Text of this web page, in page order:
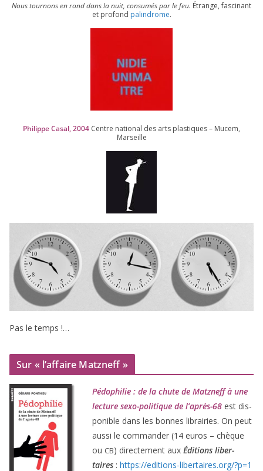
Nous tour­nons en rond dans la nuit, consu­més par le feu. Étrange, fas­ci­nant
et pro­fond palin­drome.
Philippe Casal,2004 Centre natio­nal des arts plas­tiques – Mucem,
Marseille
Pas le temps !…
Sur « l’affaire Matzneff »
Pédophilie : de la chute de Matzneff à une
lec­ture sexo-poli­tique de l’après-68 est dis­
po­nible dans les bonnes librai­ries. On peut
aus­si le com­man­der (14 euros – chèque
ou CB) direc­te­ment aux Éditions liber­
taires : https://​edi​tions​-liber​taires​.org/​?​p​=​1